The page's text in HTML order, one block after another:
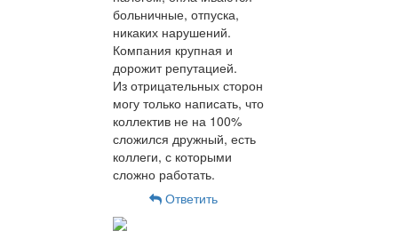
больничные, отпуска,
никаких нарушений.
Компания крупная и
дорожит репутацией.
Из отрицательных сторон
могу только написать, что
коллектив не на 100%
сложился дружный, есть
коллеги, с которыми
сложно работать.
Ответить